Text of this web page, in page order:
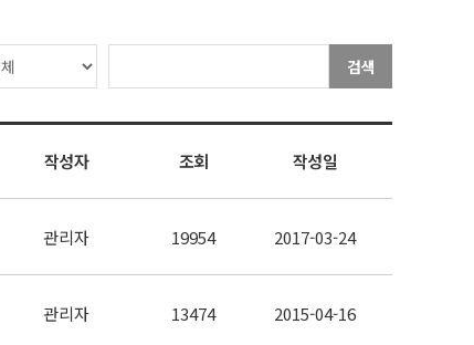
검색
작성자 조회 작성일
관리자 19954 2017-03-24
관리자 13474 2015-04-16